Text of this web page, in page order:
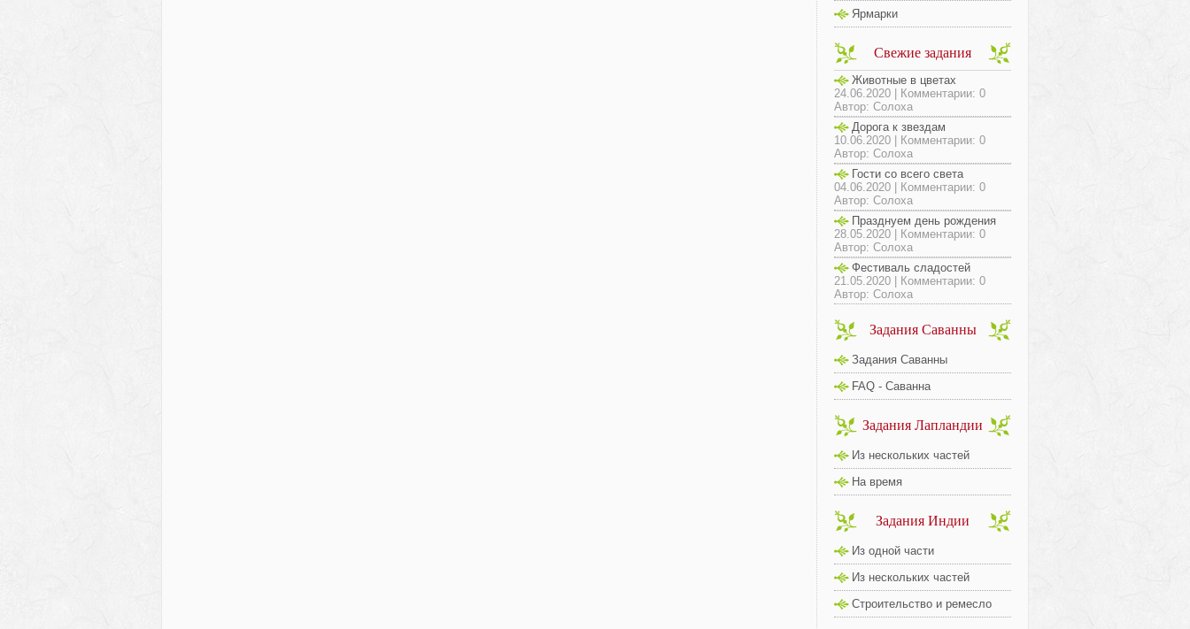
Ярмарки
Свежие задания
Животные в цветах
24.06.2020 | Комментарии: 0
Автор: Солоха
Дорога к звездам
10.06.2020 | Комментарии: 0
Автор: Солоха
Гости со всего света
04.06.2020 | Комментарии: 0
Автор: Солоха
Празднуем день рождения
28.05.2020 | Комментарии: 0
Автор: Солоха
Фестиваль сладостей
21.05.2020 | Комментарии: 0
Автор: Солоха
Задания Саванны
Задания Саванны
FAQ - Саванна
Задания Лапландии
Из нескольких частей
На время
Задания Индии
Из одной части
Из нескольких частей
Строительство и ремесло